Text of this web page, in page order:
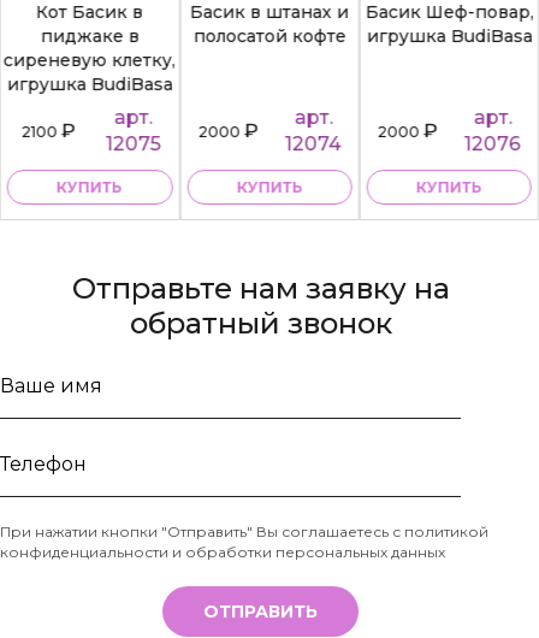
Кот Басик в
пиджаке в
сиреневую клетку,
игрушка BudiBasa
2100₽
арт.
12075
КУПИТЬ
Басик в штанах и
полосатой кофте
2000₽
арт.
12074
КУПИТЬ
Басик Шеф-повар,
игрушка BudiBasa
2000₽
арт.
12076
КУПИТЬ
Отправьте нам заявку на
обратный звонок
Ваше
Телефон
*
При нажатии кнопки "Отправить" Вы соглашаетесь с политикой
конфиденциальности и обработки персональных данных
ОТПРАВИТЬ